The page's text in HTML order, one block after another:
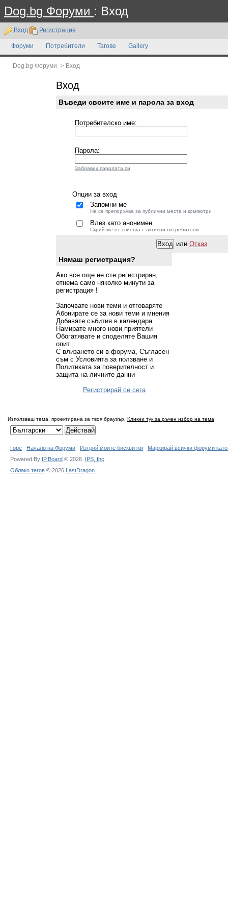
Dog.bg Форуми : Вход
Вход Регистрация
Форуми Потребители Тагове Gallery
Dog.bg Форуми > Вход
Вход
Въведи своите име и парола за вход
Потребителско име:
Парола:
Забравих паролата си
Опции за вход
Запомни ме
Не се препоръчва за публични места и компютри
Влез като анонимен
Скрий ме от списъка с активни потребители
или Отказ
Нямаш регистрация?
Ако все още не сте регистриран,
отнема само няколко минути за
регистрация !
Започвате нови теми и отговаряте
Абонирате се за нови теми и мнения
Добавяте събития в календара
Намирате много нови приятели
Обогатявате и споделяте Вашия
опит
С влизането си в форума, Съгласен
съм с Условията за ползване и
Политиката за поверителност и
защита на личните данни
Регистрирай се сега
Използваш тема, проектирана за твоя браузър. Кликни тук за ръчен избор на тема
Горе Начало на Форуми Изтрий моите бисквитки
Маркирай всички форуми
Powered By
IP.Board © 2026 IPS, Inc
Облако тегов © 2026 LastDragon